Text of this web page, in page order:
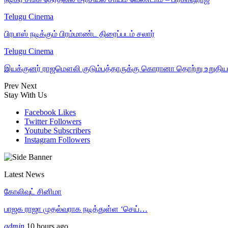
Telugu Cinema
பிரபாஸ் நடிக்கும் பிரம்மாண்ட திரைப்படம் சலார்
Telugu Cinema
இயக்குனர் ராஜமௌலி குடும்பத்தாருக்கு கொரானா தொற்று
Prev Next
Stay With Us
Facebook Likes
Twitter Followers
Youtube Subscribers
Instagram Followers
Latest News
கோலிவுட் சினிமா
பாஜக ராஜா முதல்வராக நடித்துள்ள ‘செய்…
admin 10 hours ago